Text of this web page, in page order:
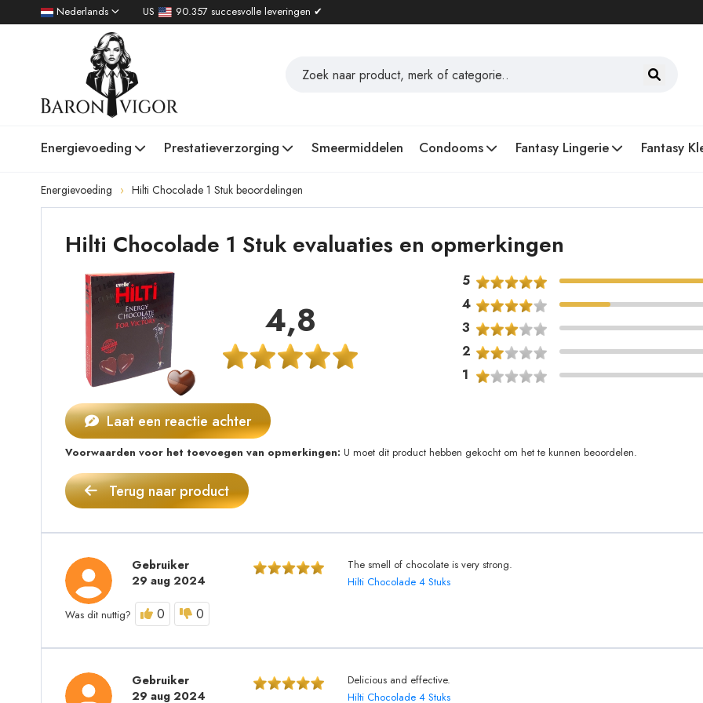
Nederlands US 90.357 succesvolle leveringen ✔
Energievoeding Prestatieverzorging Smeermiddelen Condooms Fantasy Lingerie Fantasy
Energievoeding Hilti Chocolade 1 Stuk beoordelingen
Hilti Chocolade 1 Stuk evaluaties en opmerkingen
4,8
5
4
3
2
1
Laat een reactie achter
Voorwaarden voor het toevoegen van opmerkingen: U moet dit product hebben gekocht om het te kunnen beoordelen.
Terug naar product
Gebruiker
29 aug 2024
The smell of chocolate is very strong.
Hilti Chocolade 4 Stuks
Was dit nuttig? 0 0
Gebruiker
29 aug 2024
Delicious and effective.
Hilti Chocolade 4 Stuks